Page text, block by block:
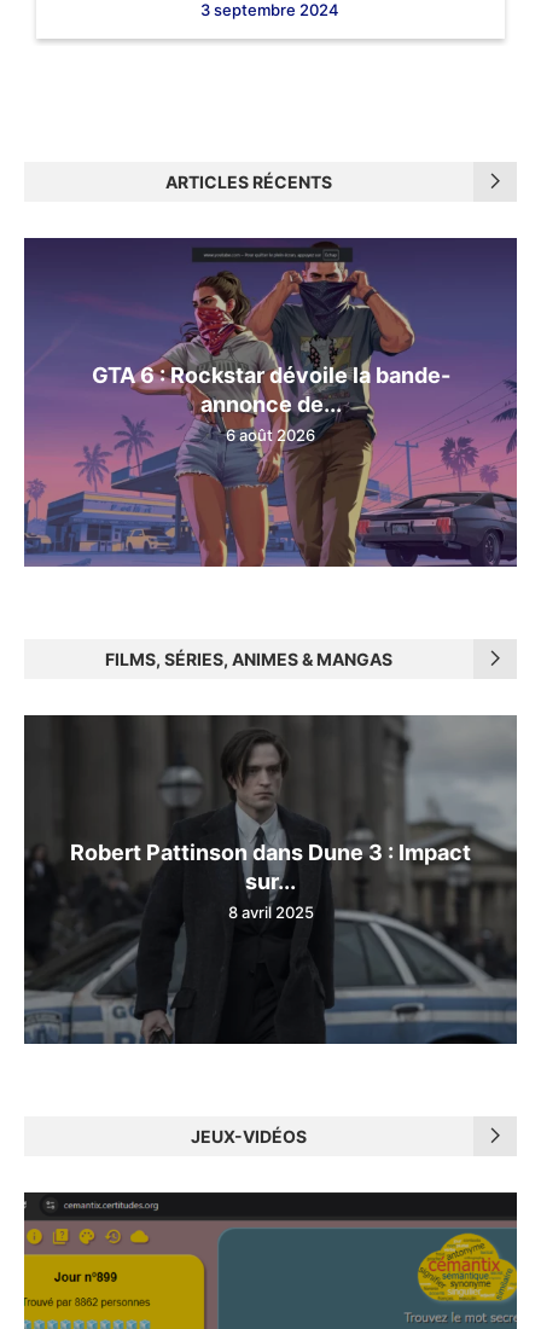
3 septembre 2024
ARTICLES RÉCENTS
GTA 6 : Rockstar dévoile la bande-
annonce de...
6 août 2026
FILMS, SÉRIES, ANIMES & MANGAS
Robert Pattinson dans Dune 3 : Impact
sur...
8 avril 2025
JEUX-VIDÉOS